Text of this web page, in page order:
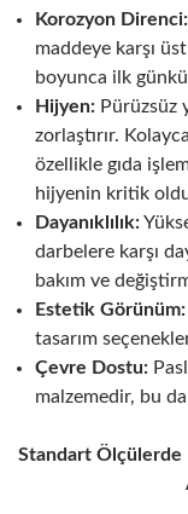
Korozyon Direnci:
maddeye karşı
boyunca ilk
Hijyen: Pürüzsüz
zorlaştırır.
özellikle gıda
hijyenin kritik
Dayanıklılık:
darbelere karşı
bakım ve
Estetik Görünüm:
tasarım
Çevre Dostu:
malzemedir, bu
Standart Ölçülerde